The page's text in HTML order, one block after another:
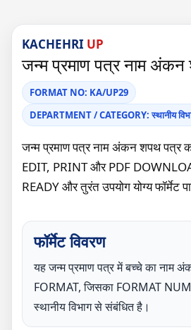
KACHEHRI UP
जन्म प्रमाण पत्र नाम अंकन
FORMAT NO: KA/UP29
DEPARTMENT / CATEGORY: स्थानीय
जन्म प्रमाण पत्र नाम अंकन शपथ पत्र
EDIT, PRINT और PDF
READY और तुरंत उपयोग योग्य फॉर्मेट
फॉर्मेट विवरण
यह जन्म प्रमाण पत्र में बच्चे का नाम
FORMAT, जिसका FORMAT
स्थानीय विभाग से संबंधित है।